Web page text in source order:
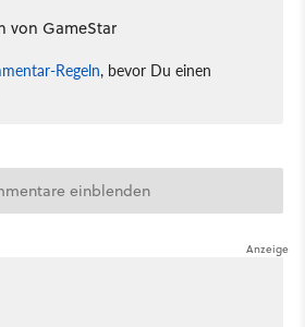
von GameStar
Regeln, bevor Du einen
einblenden